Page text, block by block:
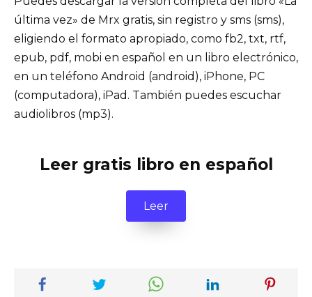
última vez» de Mrx gratis, sin registro y sms (sms),
eligiendo el formato apropiado, como fb2, txt, rtf,
epub, pdf, mobi en español en un libro electrónico,
en un teléfono Android (android), iPhone, PC
(computadora), iPad. También puedes escuchar
audiolibros (mp3).
Leer gratis libro en español
Leer